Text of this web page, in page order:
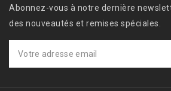
Abonnez-vous à notre dernière
des nouveautés et remises spéciales.